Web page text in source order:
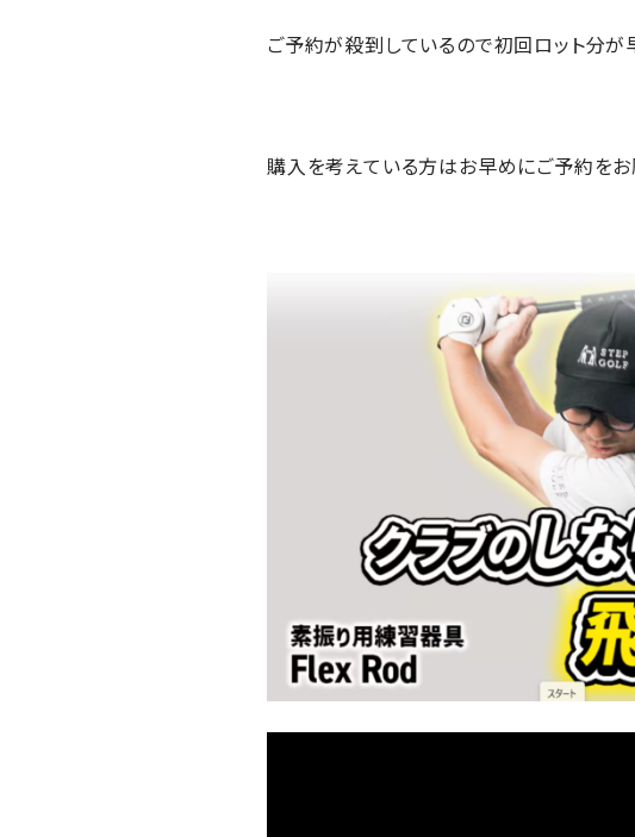
ご予約が殺到しているので初回ロット分
購入を考えている方はお早めにご予約を